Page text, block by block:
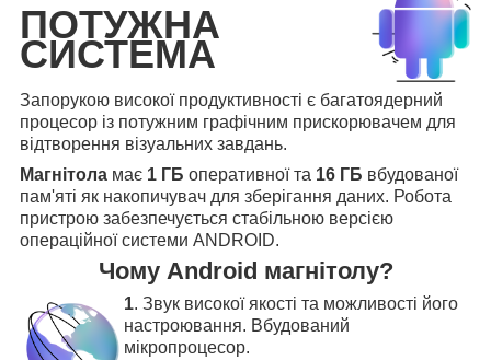
ПОТУЖНА
СИСТЕМА
Запорукою високої продуктивності є багатоядерний
процесор із потужним графічним прискорювачем для
відтворення візуальних завдань.
Магнітола має 1 ГБ оперативної та 16 ГБ вбудованої
пам'яті як накопичувач для зберігання даних. Робота
пристрою забезпечується стабільною версією
операційної системи ANDROID.
Чому Android магнітолу?
1. Звук високої якості та можливості його
настроювання. Вбудований
мікропроцесор.